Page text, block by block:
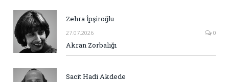
Zehra İpşiroğlu
27.07.2026 0
Akran Zorbalığı
Sacit Hadi Akdede